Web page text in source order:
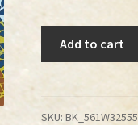
kleingoed
quantity
Add to cart
SKU:BK_561W32555